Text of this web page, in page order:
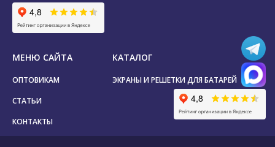
МЕНЮ САЙТА
ОПТОВИКАМ
СТАТЬИ
КОНТАКТЫ
КАТАЛОГ
ЭКРАНЫ И РЕШЕТКИ ДЛЯ БАТАРЕЙ